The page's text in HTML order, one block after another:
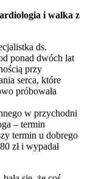
i walka z
ds.
ponad dwóch lat
przy
serca, które
próbowała
w przychodni
– termin
termin u dobrego
zł i wypadał